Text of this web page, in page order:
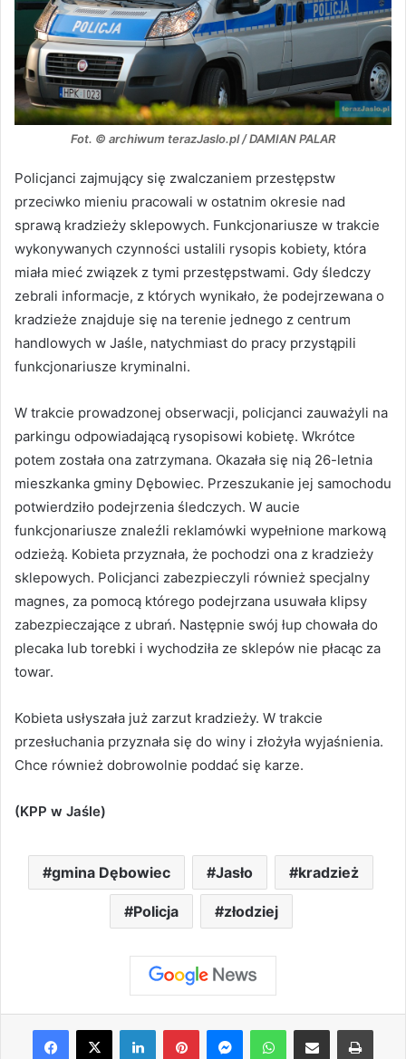
Fot. © archiwum terazJaslo.pl / DAMIAN PALAR
Policjanci zajmujący się zwalczaniem przestępstw
przeciwko mieniu pracowali w ostatnim okresie nad
sprawą kradzieży sklepowych. Funkcjonariusze w trakcie
wykonywanych czynności ustalili rysopis kobiety, która
miała mieć związek z tymi przestępstwami. Gdy śledczy
zebrali informacje, z których wynikało, że podejrzewana o
kradzieże znajduje się na terenie jednego z centrum
handlowych w Jaśle, natychmiast do pracy przystąpili
funkcjonariusze kryminalni.
W trakcie prowadzonej obserwacji, policjanci zauważyli na
parkingu odpowiadającą rysopisowi kobietę. Wkrótce
potem została ona zatrzymana. Okazała się nią 26-letnia
mieszkanka gminy Dębowiec. Przeszukanie jej samochodu
potwierdziło podejrzenia śledczych. W aucie
funkcjonariusze znaleźli reklamówki wypełnione markową
odzieżą. Kobieta przyznała, że pochodzi ona z kradzieży
sklepowych. Policjanci zabezpieczyli również specjalny
magnes, za pomocą którego podejrzana usuwała klipsy
zabezpieczające z ubrań. Następnie swój łup chowała do
plecaka lub torebki i wychodziła ze sklepów nie płacąc za
towar.
Kobieta usłyszała już zarzut kradzieży. W trakcie
przesłuchania przyznała się do winy i złożyła wyjaśnienia.
Chce również dobrowolnie poddać się karze.
(KPP w Jaśle)
gmina Dębowiec Jasło kradzież
Policja złodziej
Facebook
X LinkedInPinterestMessengerWhatsAppShare via Email Print